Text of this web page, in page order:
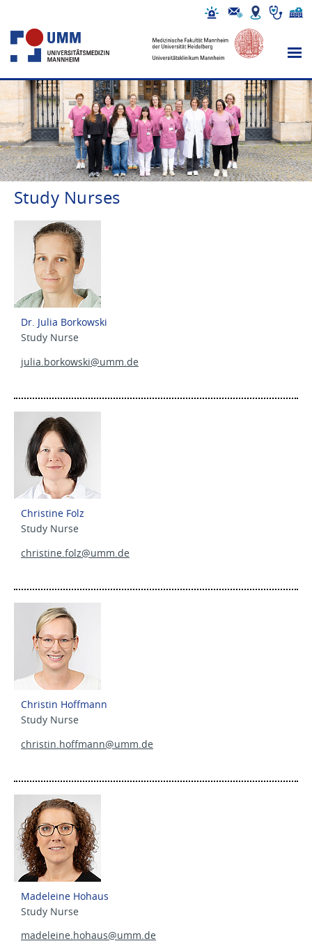
Study Nurses
Dr. Julia Borkowski
Study Nurse
julia.borkowski@umm.de
Christine Folz
Study Nurse
christine.folz@umm.de
Christin Hoffmann
Study Nurse
christin.hoffmann@umm.de
Madeleine Hohaus
Study Nurse
madeleine.hohaus@umm.de